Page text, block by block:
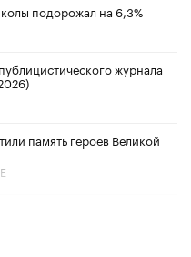
подорожал на 6,3%
журнала
память героев Великой